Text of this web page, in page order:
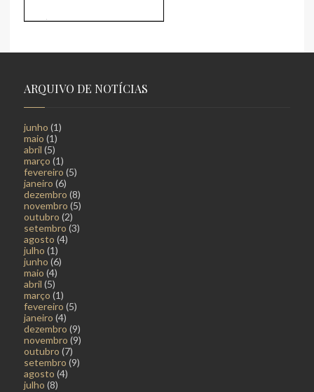
ARQUIVO DE NOTÍCIAS
junho (1)
maio (1)
abril (5)
março (1)
fevereiro (5)
janeiro (6)
dezembro (8)
novembro (5)
outubro (2)
setembro (3)
agosto (4)
julho (1)
junho (6)
maio (4)
abril (5)
março (1)
fevereiro (5)
janeiro (4)
dezembro (9)
novembro (9)
outubro (7)
setembro (9)
agosto (4)
julho (8)